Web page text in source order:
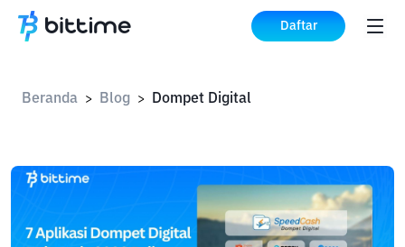
Daftar
Beranda > Blog > Dompet Digital